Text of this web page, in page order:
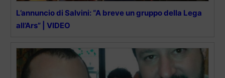
L’annuncio di Salvini: “A breve un gruppo della Lega
all’Ars” | VIDEO